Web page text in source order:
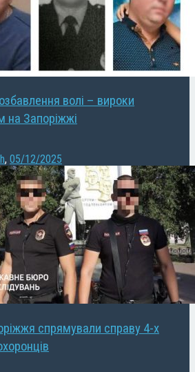
волі – вироки
на Запоріжжі
, 05/12/2025
спрямували справу 4-х